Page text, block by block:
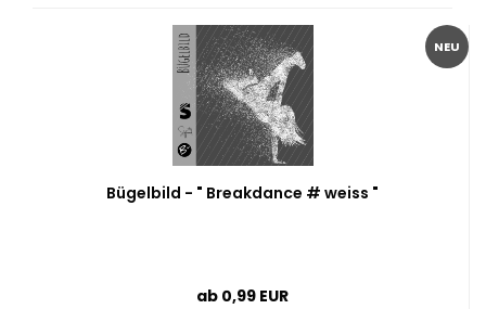
NEU
Bügelbild - " Breakdance # weiss "
ab 0,99 EUR